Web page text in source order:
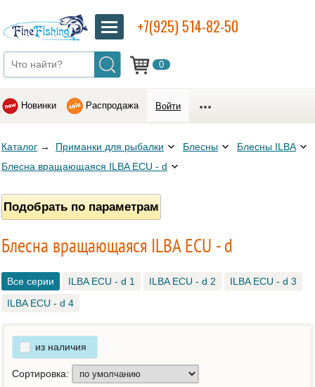
0
+7(925) 514-82-50
Новинки Распродажа Войти
Каталог → Приманки для рыбалки Блесны
Блесны ILBA
Блесна вращающаяся ILBA ECU - d
Подобрать по параметрам
Блесна вращающаяся ILBA ECU - d
Все серии ILBA ECU - d 1 ILBA ECU - d 2
ILBA ECU - d 3
ILBA ECU - d 4
из наличия
Сортировка: